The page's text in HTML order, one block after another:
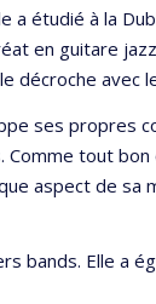
a étudié à la
en guitare
décroche avec
ses propres
Comme tout
aspect de
bands. Elle a